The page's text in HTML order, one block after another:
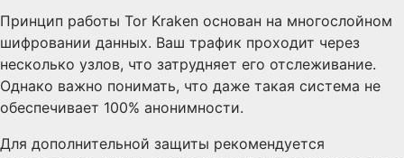
Принцип работы Tor Kraken основан на многослойном
шифровании данных. Ваш трафик проходит через
несколько узлов, что затрудняет его отслеживание.
Однако важно понимать, что даже такая система не
обеспечивает 100% анонимности.
Для дополнительной защиты рекомендуется